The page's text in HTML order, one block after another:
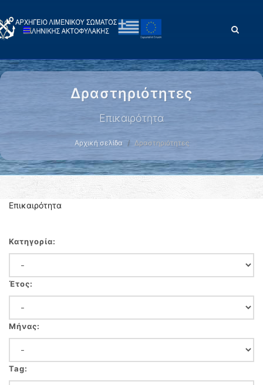
Δραστηριότητες
Επικαιρότητα
Αρχική σελίδα Δραστηριότητες
Επικαιρότητα
Κατηγορία:
Έτος:
Μήνας:
Tag: